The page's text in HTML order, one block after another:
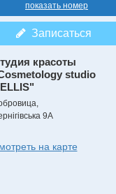
показать номер
Записаться
красоты
studio
9А
на карте